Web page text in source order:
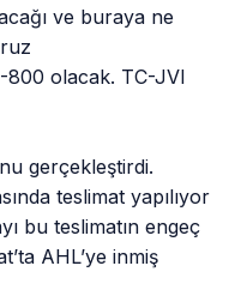
ve buraya ne
800 olacak. TC-JVI
gerçekleştirdi.
teslimat yapılıyor
bu teslimatın engeç
AHL’ye inmiş